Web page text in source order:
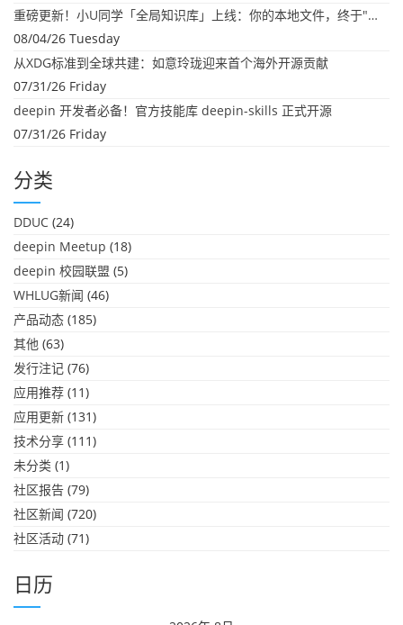
重磅更新！小U同学「全局知识库」上线：你的本地文件，终于"活"起来了
08/04/26 Tuesday
从XDG标准到全球共建：如意玲珑迎来首个海外开源贡献
07/31/26 Friday
deepin 开发者必备！官方技能库 deepin-skills 正式开源
07/31/26 Friday
分类
DDUC (24)
deepin Meetup (18)
deepin 校园联盟 (5)
WHLUG新闻 (46)
产品动态 (185)
其他 (63)
发行注记 (76)
应用推荐 (11)
应用更新 (131)
技术分享 (111)
未分类 (1)
社区报告 (79)
社区新闻 (720)
社区活动 (71)
日历